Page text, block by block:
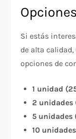
Si estás
de alta calidad,
opciones de
1 unidad
2 unidades
5 unidades
10